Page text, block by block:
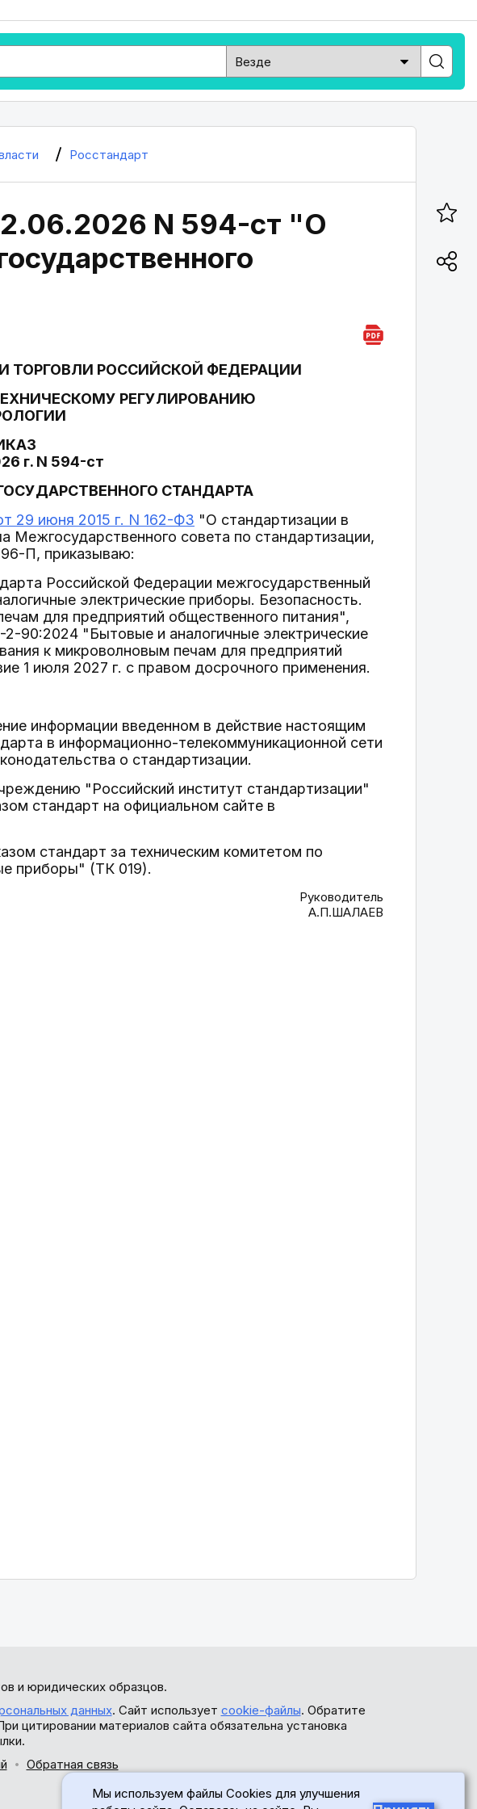
Росстандарт
N 594-ст "О
РОССИЙСКОЙ ФЕДЕРАЦИИ
РЕГУЛИРОВАНИЮ
г. N 594-ст
СТАНДАРТА
29 июня 2015 г. N 162-ФЗ "О стандартизации в
Межгосударственного совета по стандартизации,
П, приказываю:
Российской Федерации межгосударственный
электрические приборы. Безопасность.
для предприятий общественного питания",
90:2024 "Бытовые и аналогичные электрические
к микроволновым печам для предприятий
1 июля 2027 г. с правом досрочного применения.
информации введенном в действие настоящим
в информационно-телекоммуникационной сети
о стандартизации.
"Российский институт стандартизации"
стандарт на официальном сайте в
стандарт за техническим комитетом по
приборы" (ТК 019).
Руководитель
А.П.ШАЛАЕВ
и юридических образцов.
данных. Сайт использует cookie-файлы. Обратите
цитировании материалов сайта обязательна установка
Обратная связь
Мы используем файлы Cookies для улучшения